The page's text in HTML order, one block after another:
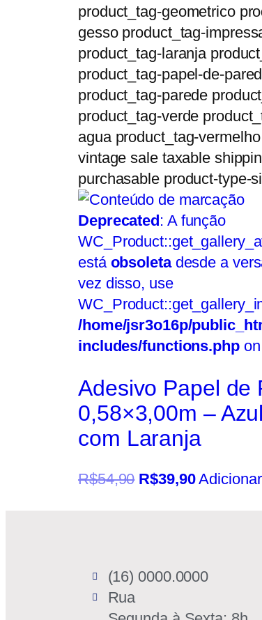
product_tag-geometrico
gesso product_tag-
product_tag-laranja
product_tag-papel-de-
product_tag-parede
product_tag-verde
agua product_tag-
vintage sale taxable
purchasable product-type-
Deprecated: A função
está obsoletadesde a
vez disso, use
/home/jsr3o16p/
includes/functions.phpon
Adesivo Papel de
0,58×3,00m –
com Laranja
R$54,90 R$39,90
(16) 0000.0000
Rua